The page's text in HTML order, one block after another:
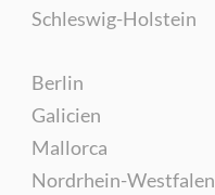
Schleswig-Holstein
Berlin
Galicien
Mallorca
Nordrhein-Westfalen